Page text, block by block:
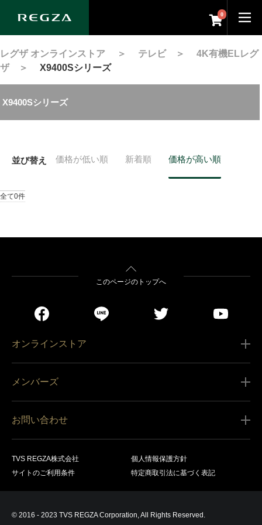
0
レグザ オンラインストア ＞ テレビ＞ 4K有機ELレグ
ザ＞ X9400Sシリーズ
X9400Sシリーズ
並び替え 価格が低い順 新着順 価格が高い順
全て0件
このページのトップへ
オンラインストア
営業日カレンダー
メンバーズ
会員規約
商品登録
お問い合わせ
TVS REGZA株式会社
個人情報保護方針
サイトのご利用条件
特定商取引法に基づく表記
© 2016 - 2023 TVS REGZA Corporation, All Rights Reserved.